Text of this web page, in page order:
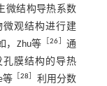
微结构导热系数
观结构进行建
，Zhu等 ［26 ］通
膜结构的导热
等 ［28
利用分数